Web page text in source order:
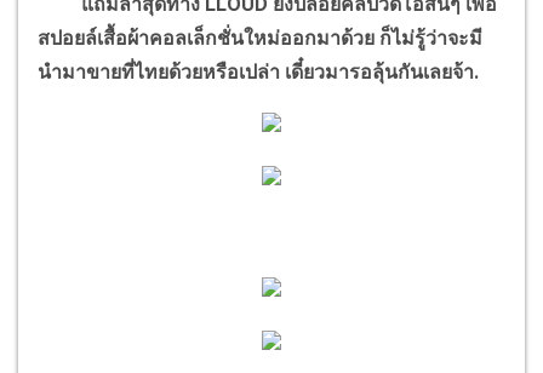
สปอยล์เสื้อผ้าคอลเล็กชั่นใหม่ออกมาด้วย ก็ไม่รู้ว่าจะมี
นำมาขายที่ไทยด้วยหรือเปล่า เดี๋ยวมารอลุ้นกันเลยจ้า.